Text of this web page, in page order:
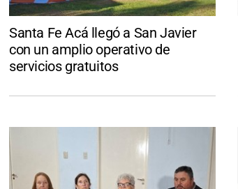
Santa Fe Acá llegó a San Javier
con un amplio operativo de
servicios gratuitos